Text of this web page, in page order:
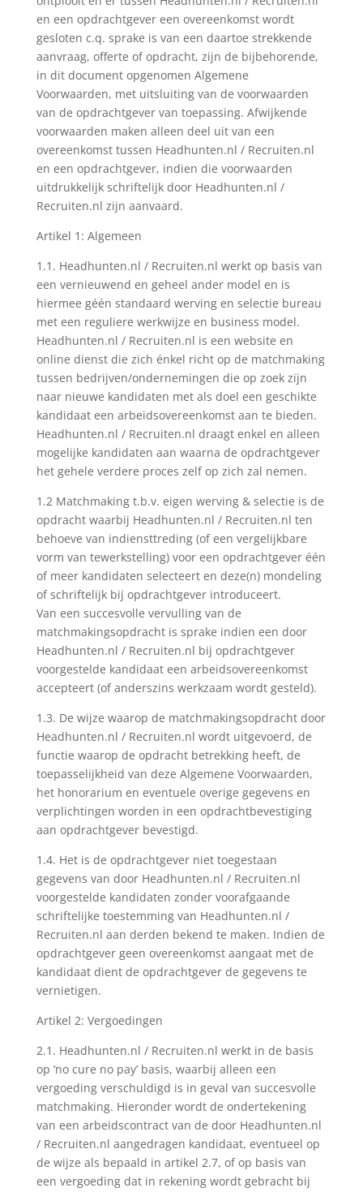
en een opdrachtgever een overeenkomst wordt
gesloten c.q. sprake is van een daartoe strekkende
aanvraag, offerte of opdracht, zijn de bijbehorende,
in dit document opgenomen Algemene
Voorwaarden, met uitsluiting van de voorwaarden
van de opdrachtgever van toepassing. Afwijkende
voorwaarden maken alleen deel uit van een
overeenkomst tussen Headhunten.nl / Recruiten.nl
en een opdrachtgever, indien die voorwaarden
uitdrukkelijk schriftelijk door Headhunten.nl /
Recruiten.nl zijn aanvaard.
Artikel 1: Algemeen
1.1. Headhunten.nl / Recruiten.nl werkt op basis van
een vernieuwend en geheel ander model en is
hiermee géén standaard werving en selectie bureau
met een reguliere werkwijze en business model.
Headhunten.nl / Recruiten.nl is een website en
online dienst die zich énkel richt op de matchmaking
tussen bedrijven/ondernemingen die op zoek zijn
naar nieuwe kandidaten met als doel een geschikte
kandidaat een arbeidsovereenkomst aan te bieden.
Headhunten.nl / Recruiten.nl draagt enkel en alleen
mogelijke kandidaten aan waarna de opdrachtgever
het gehele verdere proces zelf op zich zal nemen.
1.2 Matchmaking t.b.v. eigen werving & selectie is de
opdracht waarbij Headhunten.nl / Recruiten.nl ten
behoeve van indiensttreding (of een vergelijkbare
vorm van tewerkstelling) voor een opdrachtgever één
of meer kandidaten selecteert en deze(n) mondeling
of schriftelijk bij opdrachtgever introduceert.
Van een succesvolle vervulling van de
matchmakingsopdracht is sprake indien een door
Headhunten.nl / Recruiten.nl bij opdrachtgever
voorgestelde kandidaat een arbeidsovereenkomst
accepteert (of anderszins werkzaam wordt gesteld).
1.3. De wijze waarop de matchmakingsopdracht door
Headhunten.nl / Recruiten.nl wordt uitgevoerd, de
functie waarop de opdracht betrekking heeft, de
toepasselijkheid van deze Algemene Voorwaarden,
het honorarium en eventuele overige gegevens en
verplichtingen worden in een opdrachtbevestiging
aan opdrachtgever bevestigd.
1.4. Het is de opdrachtgever niet toegestaan
gegevens van door Headhunten.nl / Recruiten.nl
voorgestelde kandidaten zonder voorafgaande
schriftelijke toestemming van Headhunten.nl /
Recruiten.nl aan derden bekend te maken. Indien de
opdrachtgever geen overeenkomst aangaat met de
kandidaat dient de opdrachtgever de gegevens te
vernietigen.
Artikel 2: Vergoedingen
2.1. Headhunten.nl / Recruiten.nl werkt in de basis
op ‘no cure no pay’ basis, waarbij alleen een
vergoeding verschuldigd is in geval van succesvolle
matchmaking. Hieronder wordt de ondertekening
van een arbeidscontract van de door Headhunten.nl
/ Recruiten.nl aangedragen kandidaat, eventueel op
de wijze als bepaald in artikel 2.7, of op basis van
een vergoeding dat in rekening wordt gebracht bij